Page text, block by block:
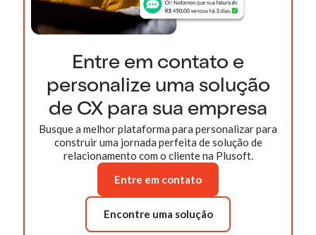
Entre em contato e
personalize uma solução
de CX para sua empresa
Busque a melhor plataforma para personalizar para
construir uma jornada perfeita de solução de
relacionamento com o cliente na Plusoft.
Entre em contato
Encontre uma solução